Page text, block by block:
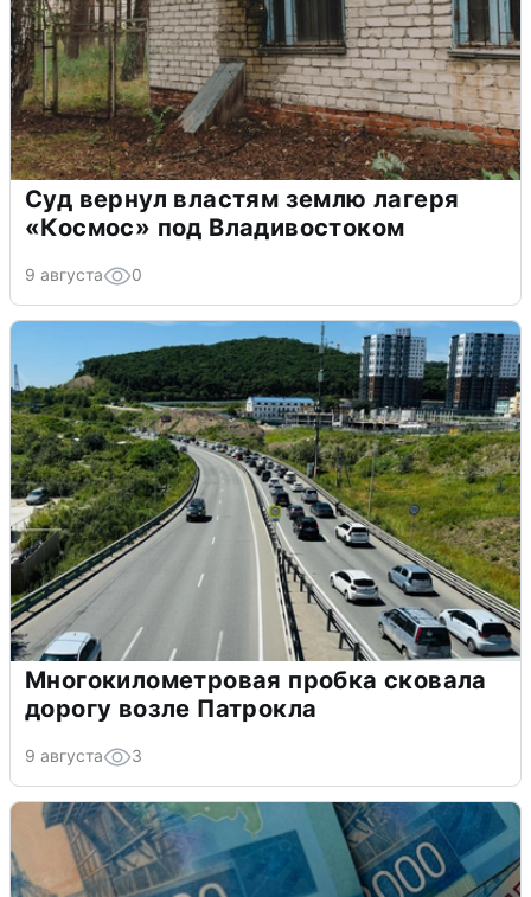
Суд вернул властям землю лагеря
«Космос» под Владивостоком
9 августа 0
Многокилометровая пробка сковала
дорогу возле Патрокла
9 августа 3